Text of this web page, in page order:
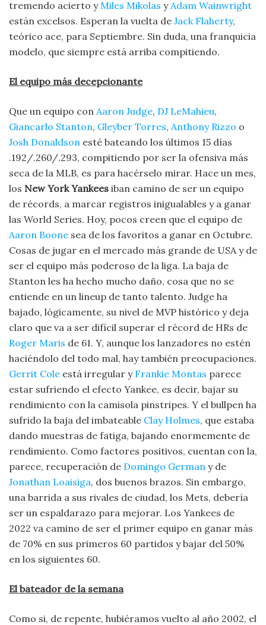
tremendo acierto y Miles Mikolas y Adam Wainwright
están excelsos. Esperan la vuelta de Jack Flaherty,
teórico ace, para Septiembre. Sin duda, una franquicia
modelo, que siempre está arriba compitiendo.
El equipo más decepcionante
Que un equipo con Aaron Judge, DJ LeMahieu,
Giancarlo Stanton, Gleyber Torres, Anthony Rizzo o
Josh Donaldson esté bateando los últimos 15 días
.192/.260/.293, compitiendo por ser la ofensiva más
seca de la MLB, es para hacérselo mirar. Hace un mes,
los New York Yankees iban camino de ser un equipo
de récords, a marcar registros inigualables y a ganar
las World Series. Hoy, pocos creen que el equipo de
Aaron Boone sea de los favoritos a ganar en Octubre.
Cosas de jugar en el mercado más grande de USA y de
ser el equipo más poderoso de la liga. La baja de
Stanton les ha hecho mucho daño, cosa que no se
entiende en un lineup de tanto talento. Judge ha
bajado, lógicamente, su nivel de MVP histórico y deja
claro que va a ser difícil superar el récord de HRs de
Roger Maris de 61. Y, aunque los lanzadores no estén
haciéndolo del todo mal, hay también preocupaciones.
Gerrit Cole está irregular y Frankie Montas parece
estar sufriendo el efecto Yankee, es decir, bajar su
rendimiento con la camisola pinstripes. Y el bullpen ha
sufrido la baja del imbateable Clay Holmes, que estaba
dando muestras de fatiga, bajando enormemente de
rendimiento. Como factores positivos, cuentan con la,
parece, recuperación de Domingo German y de
Jonathan Loaisiga, dos buenos brazos. Sin embargo,
una barrida a sus rivales de ciudad, los Mets, debería
ser un espaldarazo para mejorar. Los Yankees de
2022 va camino de ser el primer equipo en ganar más
de 70% en sus primeros 60 partidos y bajar del 50%
en los siguientes 60.
El bateador de la semana
Como si, de repente, hubiéramos vuelto al año 2002, el